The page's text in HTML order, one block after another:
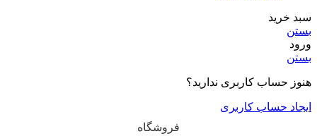
سبد خرید
بستن
ورود
بستن
هنوز حساب کاربری ندارید؟
ایجاد حساب کاربری
فروشگاه